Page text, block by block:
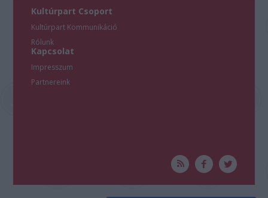
Kultúrpart Csoport
Kultúrpart Kommunikáció
Rólunk
Kapcsolat
Impresszum
Partnereink